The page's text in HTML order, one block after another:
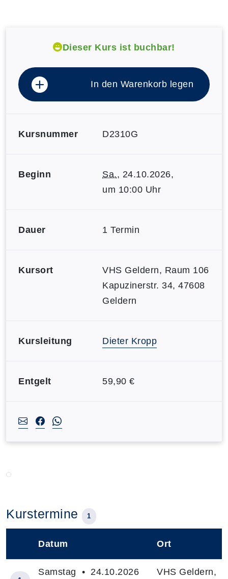
Dieser Kurs ist buchbar!
In den Warenkorb legen
Kursnummer D2310G
Beginn Sa., 24.10.2026,
um 10:00 Uhr
Dauer 1 Termin
Kursort
VHS Geldern, Raum 106
Kapuzinerstr. 34, 47608
Geldern
Kursleitung Dieter Kropp
Entgelt 59,90 €
Kurstermine 1
Datum Ort
Samstag • 24.10.2026
VHS Geldern,